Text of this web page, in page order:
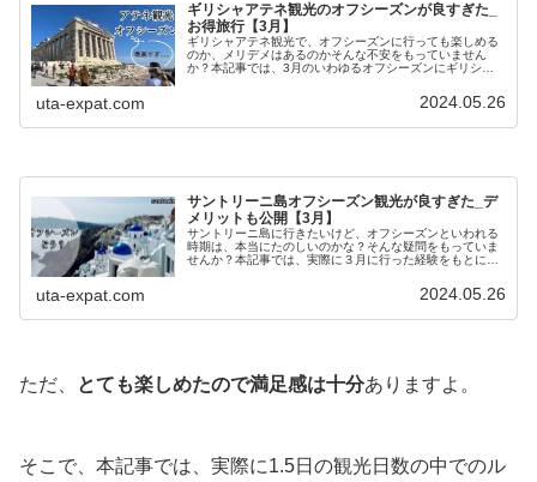
ギリシャアテネ観光のオフシーズンが良すぎた_
お得旅行【3月】
ギリシャアテネ観光で、オフシーズンに行っても楽しめる
のか、メリデメはあるのかそんな不安をもっていません
か？本記事では、3月のいわゆるオフシーズンにギリシャ
紹介していますので、決め手の手助けになること間違いな
uta-expat.com 2024.05.26
サントリーニ島オフシーズン観光が良すぎた_デ
メリットも公開【3月】
サントリーニ島に行きたいけど、オフシーズンといわれる
時期は、本当にたのしいのかな？そんな疑問をもっていま
せんか？本記事では、実際に３月に行った経験をもとにお
uta-expat.com 2024.05.26
ただ、 とても楽しめたので満足感は十分ありますよ。
そこで、本記事では、実際に1.5日の観光日数の中でのル